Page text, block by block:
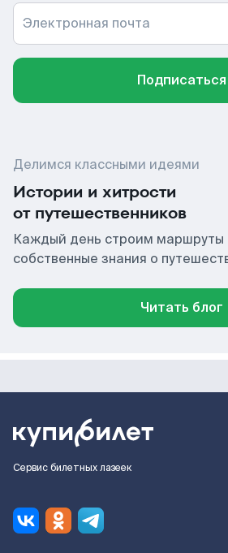
Электронная почта
Подписаться
Делимся классными идеями
Истории и хитрости
от путешественников
Каждый день строим маршруты
собственные знания о
Читать блог
Сервис билетных лазеек